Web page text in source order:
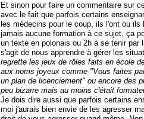
Et sinon pour faire un commentaire sur
avec le fait que parfois certains
les médecins pour le coup, ils l'ont ou
jamais aucune formation à ce sujet, ça
un texte en polonais ou 2h à se tenir par
s'agit de nous apprendre à gérer les
regrette les jeux de rôles faits en école
aux noms joyeux comme "Vous faites
un plan de licenciement" ou encore des
peu bizarre mais au moins c'était
Je dois dire aussi que parfois certains
moi j'aurais bien envie de les agresser